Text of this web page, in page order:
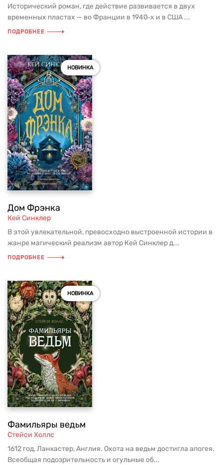
Исторический роман, где действие развивается в двух
временных пластах — во Франции в 1940‑х и в США ...
ПОДРОБНЕЕ
НОВИНКА
Дом Фрэнка
Кей Синклер
В этой увлекательной, превосходно выстроенной истории в
жанре магический реализм автор Кей Синклер д...
ПОДРОБНЕЕ
НОВИНКА
Фамильяры ведьм
Стейси Холлс
1612 год, Ланкастер, Англия. Охота на ведьм достигла апогея.
Всеобщая подозрительность и огульные об...